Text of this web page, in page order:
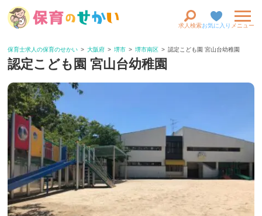
求人検索お気に入り メニュー
保育士求人の保育のせかい 大阪府 堺市 堺市南区 認定こども園 宮山台幼稚園
認定こども園 宮山台幼稚園